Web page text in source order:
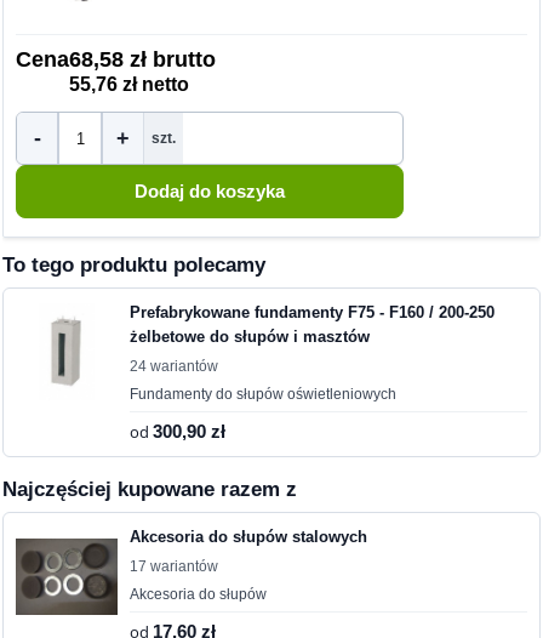
Cena68,58 zł brutto
55,76 zł netto
- + szt.
To tego produktu polecamy
Prefabrykowane fundamenty F75 - F160 / 200-250
żelbetowe do słupów i masztów
24 wariantów
Fundamenty do słupów oświetleniowych
od300,90 zł
Najczęściej kupowane razem z
Akcesoria do słupów stalowych
17 wariantów
Akcesoria do słupów
od 17,60 zł